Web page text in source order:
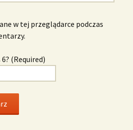
w tej przeglądarce podczas
(Required)